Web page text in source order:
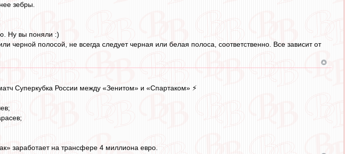
зебры.
Ну вы поняли :)
черной полосой, не всегда следует черная или белая полоса, соответственно. Все зависит от
Суперкубка России между «Зенитом» и «Спартаком» ⚡️
заработает на трансфере 4 миллиона евро.